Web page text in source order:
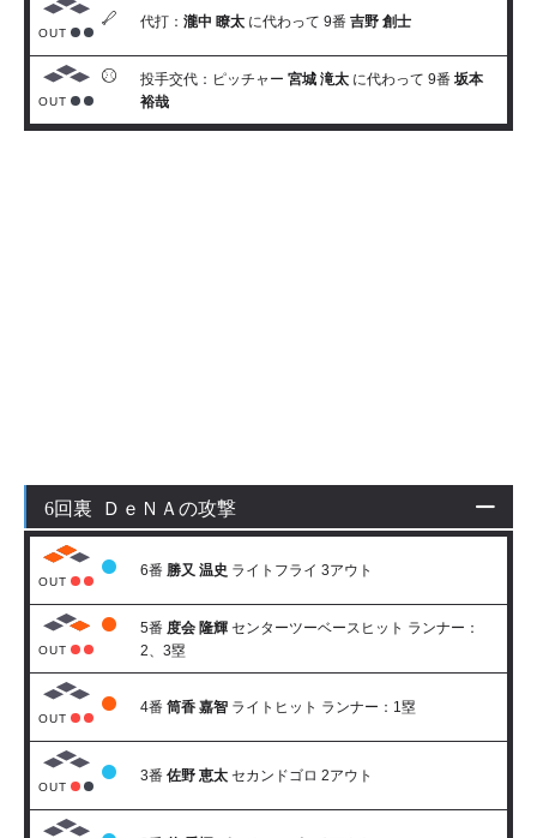
OUT
代打： 瀧中 瞭太 に代わって 9番 吉野 創士
OUT
投手交代：ピッチャー 宮城 滝太 に代わって 9番 坂本
裕哉
6回裏 ＤｅＮＡの攻撃
OUT
6番 勝又 温史 ライトフライ 3アウト
OUT
5番 度会 隆輝 センターツーベースヒット ランナー：
2、3塁
OUT
4番 筒香 嘉智 ライトヒット ランナー：1塁
OUT
3番 佐野 恵太 セカンドゴロ 2アウト